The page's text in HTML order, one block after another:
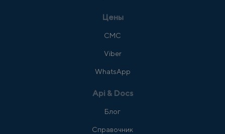
Цены
СМС
Viber
WhatsApp
Api & Docs
Блог
Справочник